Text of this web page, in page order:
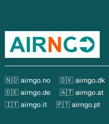
🇳🇴 airngo.no 🇩🇰 airngo.dk
🇩🇪 airngo.de
🇦🇹 airngo.at
🇮🇹 airngo.it
🇵🇹 airngo.pt